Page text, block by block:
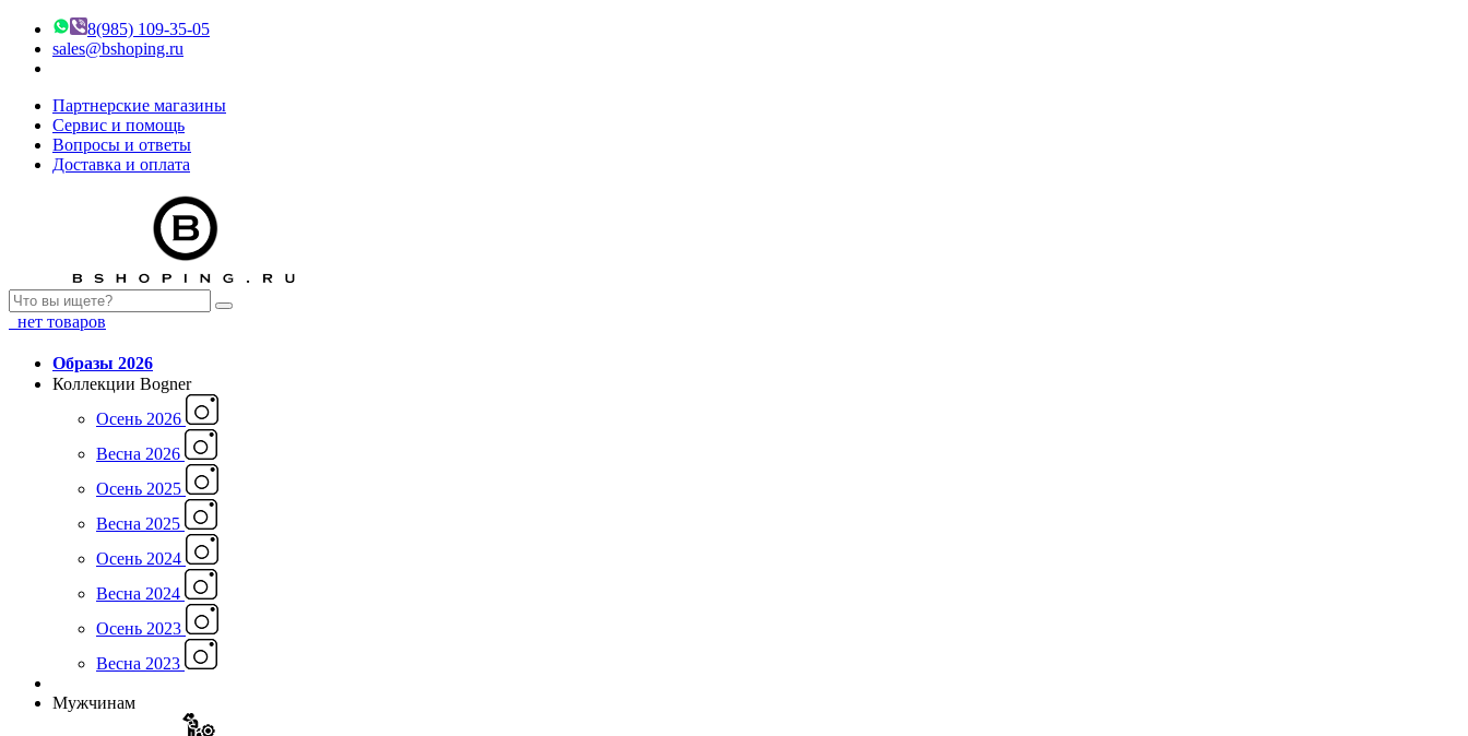
8(985) 109-35-05
sales@bshoping.ru
Партнерские магазины
Сервис и помощь
Вопросы и ответы
Доставка и оплата
нет товаров
Образы 2026
Коллекции Bogner
Осень 2026
Весна 2026
Осень 2025
Весна 2025
Осень 2024
Весна 2024
Осень 2023
Весна 2023
Мужчинам